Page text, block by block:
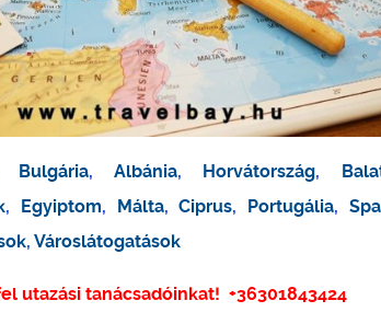
Bulgária,Albánia, Horvátország,
, Egyiptom, Málta,Ciprus, Portugália,
, Városlátogatások
utazási tanácsadóinkat! +36301843424